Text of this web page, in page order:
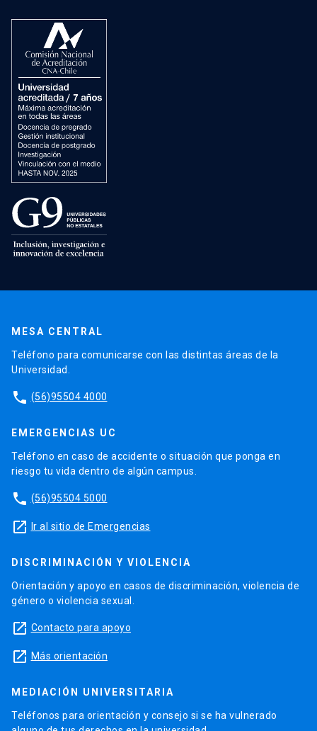
MESA CENTRAL
Teléfono para comunicarse con las distintas áreas de la
Universidad.
phone (56)95504 4000
EMERGENCIAS UC
Teléfono en caso de accidente o situación que ponga en
riesgo tu vida dentro de algún campus.
phone (56)95504 5000
launch Ir al sitio de Emergencias
DISCRIMINACIÓN Y VIOLENCIA
Orientación y apoyo en casos de discriminación, violencia de
género o violencia sexual.
launch Contacto para apoyo
launch Más orientación
MEDIACIÓN UNIVERSITARIA
Teléfonos para orientación y consejo si se ha vulnerado